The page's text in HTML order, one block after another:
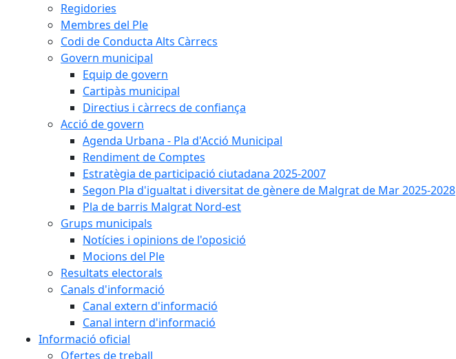
Regidories
Membres del Ple
Codi de Conducta Alts Càrrecs
Govern municipal
Equip de govern
Cartipàs municipal
Directius i càrrecs de confiança
Acció de govern
Agenda Urbana - Pla d'Acció Municipal
Rendiment de Comptes
Estratègia de participació ciutadana 2025-2007
Segon Pla d'igualtat i diversitat de gènere de Malgrat de Mar 2025-2028
Pla de barris Malgrat Nord-est
Grups municipals
Notícies i opinions de l'oposició
Mocions del Ple
Resultats electorals
Canals d'informació
Canal extern d'informació
Canal intern d'informació
Informació oficial
Ofertes de treball